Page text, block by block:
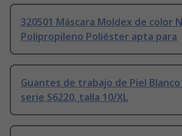
320501 Máscara Moldex de color
Polipropileno Poliéster apta para
Guantes de trabajo de Piel
serie S6220, talla 10/XL